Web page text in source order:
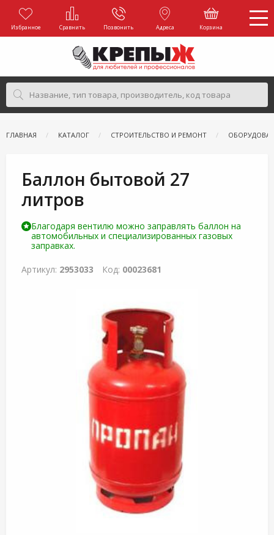
Избранное Сравнить Позвонить Адреса Корзина
ГЛАВНАЯ КАТАЛОГ СТРОИТЕЛЬСТВО И РЕМОНТ
Баллон бытовой 27
литров
Благодаря вентилю можно заправлять баллон на
автомобильных и специализированных газовых
заправках.
Артикул: 2953033 Код: 00023681